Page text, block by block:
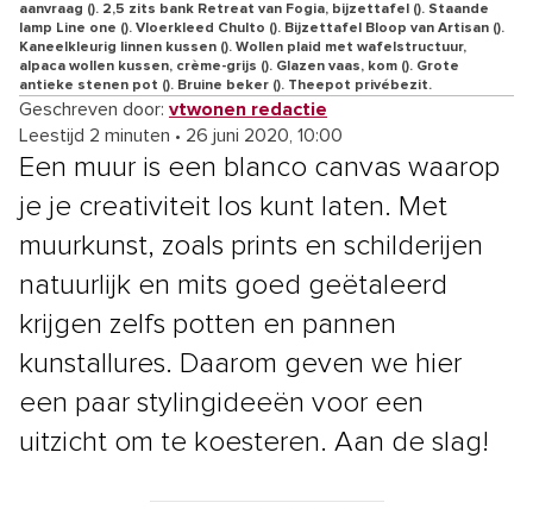
aanvraag (). 2,5 zits bank Retreat van Fogia, bijzettafel (). Staande
lamp Line one (). Vloerkleed Chulto (). Bijzettafel Bloop van Artisan ().
Kaneelkleurig linnen kussen (). Wollen plaid met wafelstructuur,
alpaca wollen kussen, crème-grijs (). Glazen vaas, kom (). Grote
antieke stenen pot (). Bruine beker (). Theepot privébezit.
Geschreven door: vtwonen redactie
Leestijd 2 minuten • 26 juni 2020, 10:00
Een muur is een blanco canvas waarop
je je creativiteit los kunt laten. Met
muurkunst, zoals prints en schilderijen
natuurlijk en mits goed geëtaleerd
krijgen zelfs potten en pannen
kunstallures. Daarom geven we hier
een paar stylingideeën voor een
uitzicht om te koesteren. Aan de slag!